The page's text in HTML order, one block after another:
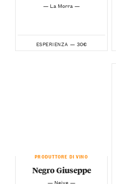
— La Morra —
ESPERIENZA — 30€
PRODUTTORE DI VINO
Negro Giuseppe
— Neive —